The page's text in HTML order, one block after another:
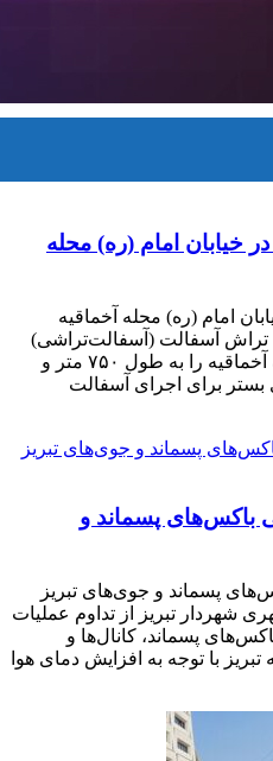
خیابان امام (ره) محله
امام (ره) محله آخماقیه
عملیات تراش آسفالت (آسفالت‌تراشی)
در خیابان امام (ره) واقع در محله آخماقیه را به طول ۷۵۰ متر و
بستر برای اجرای آسفالت
باکس‌های پسماند و
پسماند و جوی‌های تبریز
تبریز از تداوم عملیات
پسماند، کانال‌ها و
با توجه به افزایش دمای هوا